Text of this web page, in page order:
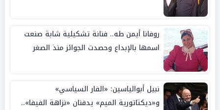
روفانا أيمن طه.. فنانة تشكيلية شابة صنعت
اسمها بالإبداع وحصدت الجوائز منذ الصغر
نبيل أبوالياسين: «الفار السياسي»
و«ديكتاتورية الميم» يدفنان «نزاهة الفيفا»..